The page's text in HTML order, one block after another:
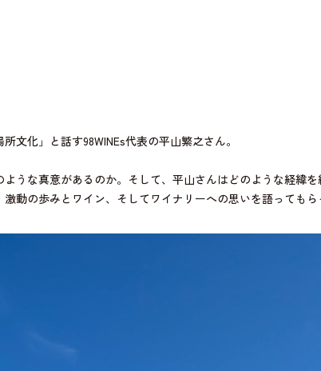
化」と話す98WINEs代表の平山繁之さん。
うな真意があるのか。そして、平山さんはどのような経緯
動の歩みとワイン、そしてワイナリーへの思いを語ってもら